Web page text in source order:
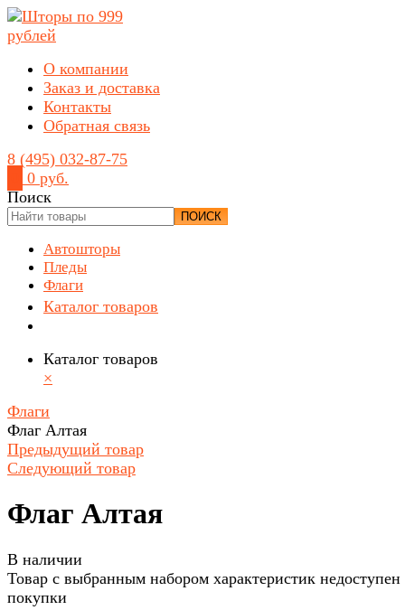
О компании
Заказ и доставка
Контакты
Обратная связь
8 (495) 032-87-75
0 руб.
Поиск
ПОИСК
Автошторы
Пледы
Флаги
Каталог товаров
Каталог товаров
×
Флаги
Флаг Алтая
Предыдущий товар
Следующий товар
Флаг Алтая
В наличии
Товар с выбранным набором характеристик недоступен
покупки